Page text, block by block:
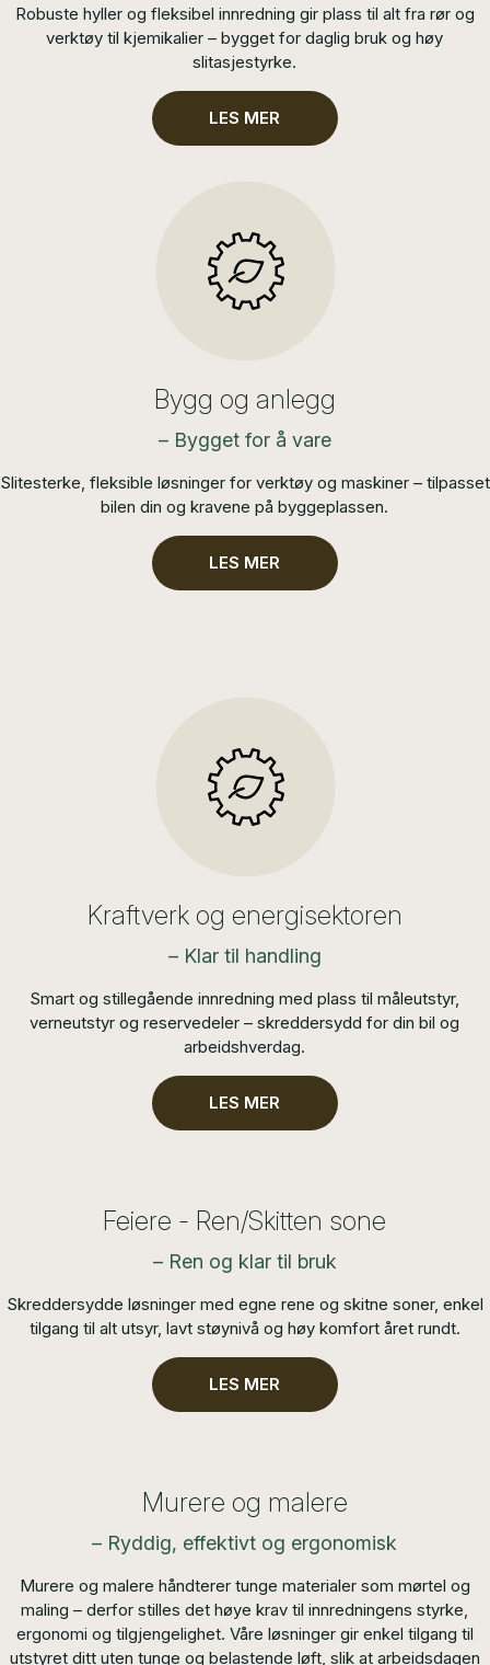
Robuste hyller og fleksibel innredning gir plass til alt fra rør og
verktøy til kjemikalier – bygget for daglig bruk og høy
slitasjestyrke.
LES MER
Bygg og anlegg
– Bygget for å vare
Slitesterke, fleksible løsninger for verktøy og maskiner – tilpasset
bilen din og kravene på byggeplassen.
LES MER
Kraftverk og energisektoren
– Klar til handling
Smart og stillegående innredning med plass til måleutstyr,
verneutstyr og reservedeler – skreddersydd for din bil og
arbeidshverdag.
LES MER
Feiere - Ren/Skitten sone
– Ren og klar til bruk
Skreddersydde løsninger med egne rene og skitne soner, enkel
tilgang til alt utsyr, lavt støynivå og høy komfort året rundt.
LES MER
Murere og malere
– Ryddig, effektivt og ergonomisk
Murere og malere håndterer tunge materialer som mørtel og
maling – derfor stilles det høye krav til innredningens styrke,
ergonomi og tilgjengelighet. Våre løsninger gir enkel tilgang til
utstyret ditt uten tunge og belastende løft, slik at arbeidsdagen